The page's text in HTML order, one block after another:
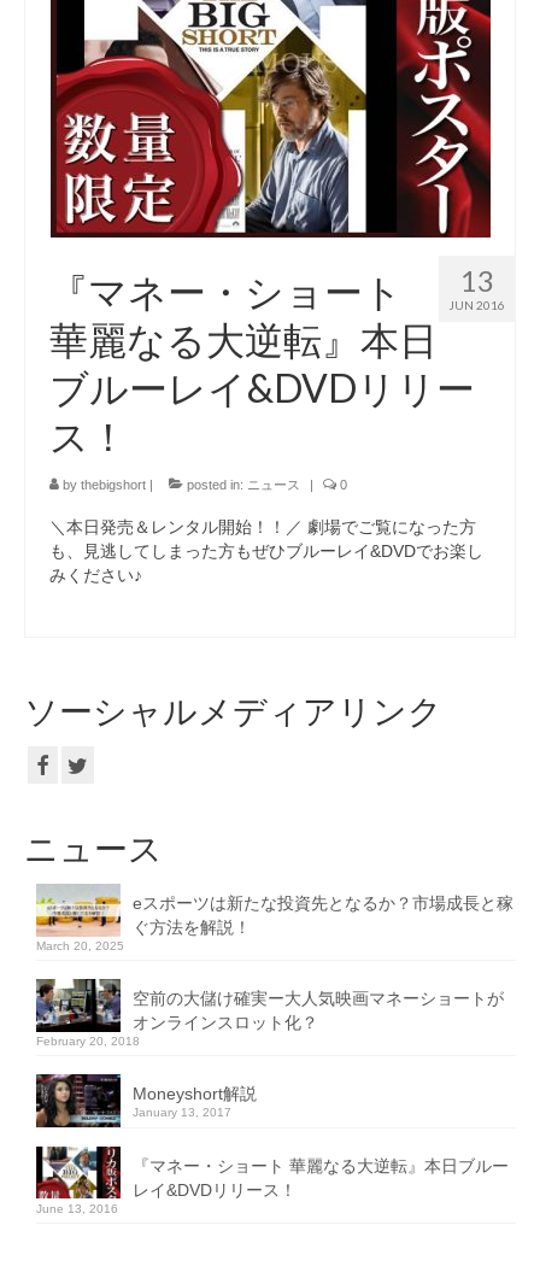
13
JUN 2016
『マネー・ショート
華麗なる大逆転』本日
ブルーレイ&DVDリリー
ス！
by thebigshort | posted in: ニュース | 0
＼本日発売＆レンタル開始！！／ 劇場でご覧になった方
も、見逃してしまった方もぜひブルーレイ&DVDでお楽し
みください♪
ソーシャルメディアリンク
ニュース
eスポーツは新たな投資先となるか？市場成長と稼
ぐ方法を解説！
March 20, 2025
空前の大儲け確実ー大人気映画マネーショートが
オンラインスロット化？
February 20, 2018
Moneyshort解説
January 13, 2017
『マネー・ショート 華麗なる大逆転』本日ブルー
レイ&DVDリリース！
June 13, 2016